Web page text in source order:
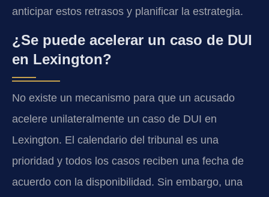
anticipar estos retrasos y planificar la estrategia.
¿Se puede acelerar un caso de DUI
en Lexington?
No existe un mecanismo para que un acusado
acelere unilateralmente un caso de DUI en
Lexington. El calendario del tribunal es una
prioridad y todos los casos reciben una fecha de
acuerdo con la disponibilidad. Sin embargo, una